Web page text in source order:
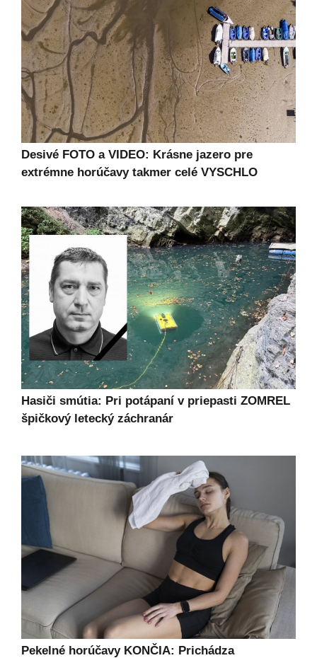
Desivé FOTO a VIDEO: Krásne jazero pre
extrémne horúčavy takmer celé VYSCHLO
Hasiči smútia: Pri potápaní v priepasti ZOMREL
špičkový letecký záchranár
Pekelné horúčavy KONČIA: Prichádza